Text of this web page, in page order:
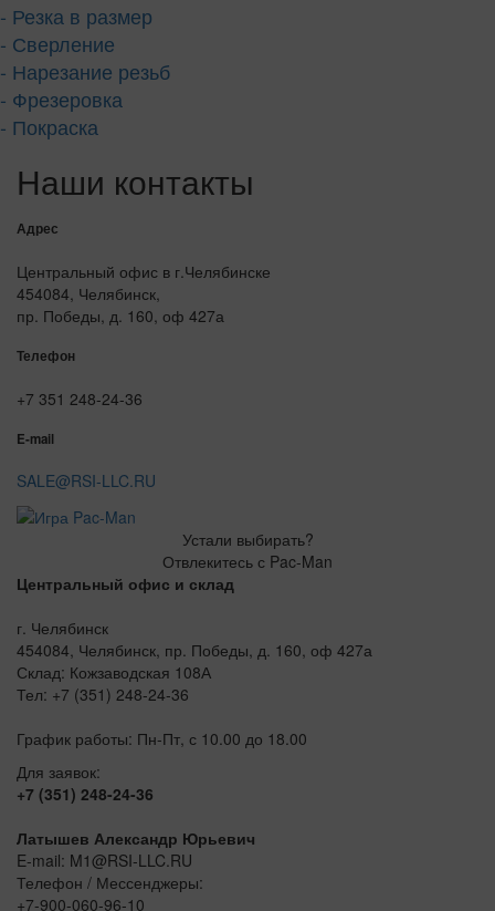
- Резка в размер
- Сверление
- Нарезание резьб
- Фрезеровка
- Покраска
Наши контакты
Адрес
Центральный офис в г.Челябинске
454084, Челябинск,
пр. Победы, д. 160, оф 427а
Телефон
+7 351 248-24-36
E-mail
SALE@RSI-LLC.RU
Устали выбирать?
Отвлекитесь с Pac-Man
Центральный офис и склад
г. Челябинск
454084, Челябинск, пр. Победы, д. 160, оф 427а
Склад: Кожзаводская 108А
Тел: +7 (351) 248-24-36
График работы: Пн-Пт, с 10.00 до 18.00
Для заявок:
+7 (351) 248-24-36
Латышев Александр Юрьевич
E-mail: M1@RSI-LLC.RU
Телефон / Мессенджеры:
+7-900-060-96-10